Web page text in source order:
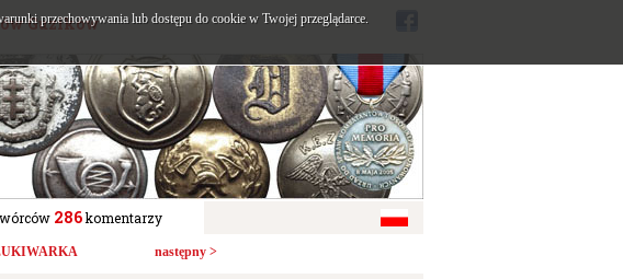
Guzików
286komentarzy
następny >
przechowywania lub dostępu do cookie w Twojej przeglądarce.